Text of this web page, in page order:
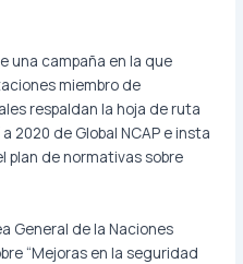
una campaña en la que
miembro de
respaldan la hoja de ruta
2020 de Global NCAP e insta
plan de normativas sobre
General de la Naciones
“Mejoras en la seguridad